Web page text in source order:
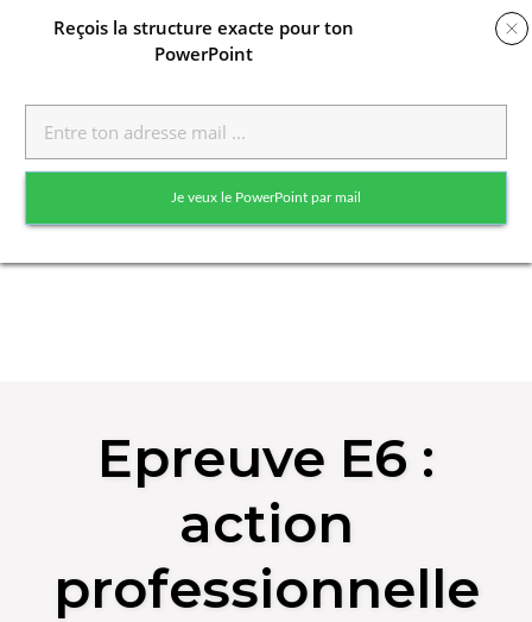
Epreuve E6 :
action
professionnelle
Reçois la structure exacte pour ton
PowerPoint
Je veux le PowerPoint par mail